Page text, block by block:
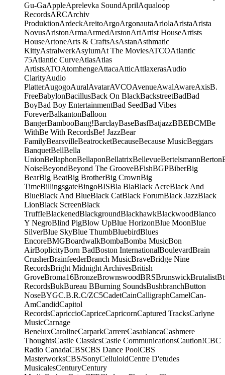
Gu-GaAppleAprelevka SoundAprilAqualoop
RecordsARCArchiv
ProduktionArdeckAreitoArgoArgonautaAriolaAristaArista
NovusAristonArmaArmedArstonArtArtist HouseArtists
HouseArtoneArts & CraftsAsAstanAsthmatic
KittyAstralwerkAsylumAt The MoviesATCOAtlantic
75Atlantic CurveAtlasAtlas
ArtistsATOAtomhengeAttacaAtticAttlaxerasAudio
ClarityAudio
PlatterAugogoAuralAvatarAVCOAvenueAwalAwareAxisB.
FreeBabylonBacillusBack On BlackBackstreetBadBad
BoyBad Boy EntertainmentBad SeedBad Vibes
ForeverBalkantonBalloon
BangerBambooBang!BarclayBaseBasfBatjazzBBEBCMBe
WithBe With RecordsBe! JazzBear
FamilyBearsvilleBeatrocketBecauseBecause MusicBeggars
BanquetBellBella
UnionBellaphonBellaponBellatrixBellevueBertelsmannBerton
NoiseBeyondBeyond The GrooveBFishBGPBiberBig
BearBig BeatBig BrotherBig CrownBig
TimeBillingsgateBingoBISBla BlaBlack AcreBlack And
BlueBlack And BlueBlack CatBlack ForumBlack JazzBlack
LionBlack ScreenBlack
TruffleBlackenedBlackgroundBlackhawkBlackwoodBlanco
Y NegroBlind PigBlow UpBlue HorizonBlue MoonBlue
SilverBlue SkyBlue ThumbBluebirdBlues
EncoreBMGBoardwalkBombaBomba MusicBon
AirBoplicityBorn BadBoston InternationalBoulevardBrain
CrusherBrainfeederBranch MusicBraveBridge Nine
RecordsBright Midnight ArchivesBritish
GroveBroma16BronzeBrownswoodBRSBrunswickBrutalist
RecordsBukBureau BBurning SoundsBushbranchButton
NoseBYGC.B.R.C/ZC5CadetCainCalligraphCamelCan-
AmCandidCapitol
RecordsCapriccioCapriceCapricornCaptured TracksCarlyne
MusicCarnage
BeneluxCarolineCarparkCarrereCasablancaCashmere
ThoughtsCastle ClassicsCastle CommunicationsCaution!CBC
Radio CanadaCBSCBS Dance PoolCBS
MasterworksCBS/SonyCelluloidCentre D'etudes
MusicalesCenturyCentury